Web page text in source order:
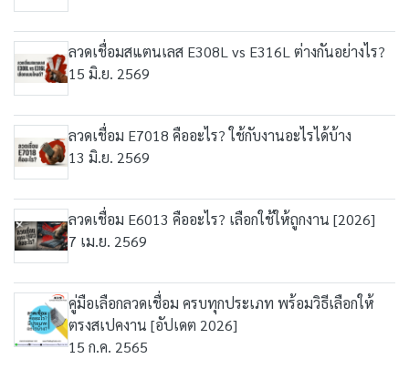
ลวดเชื่อมสแตนเลส E308L vs E316L ต่างกันอย่างไร?
15 มิ.ย. 2569
ลวดเชื่อม E7018 คืออะไร? ใช้กับงานอะไรได้บ้าง
13 มิ.ย. 2569
ลวดเชื่อม E6013 คืออะไร? เลือกใช้ให้ถูกงาน [2026]
7 เม.ย. 2569
คู่มือเลือกลวดเชื่อม ครบทุกประเภท พร้อมวิธีเลือกให้
ตรงสเปคงาน [อัปเดต 2026]
15 ก.ค. 2565